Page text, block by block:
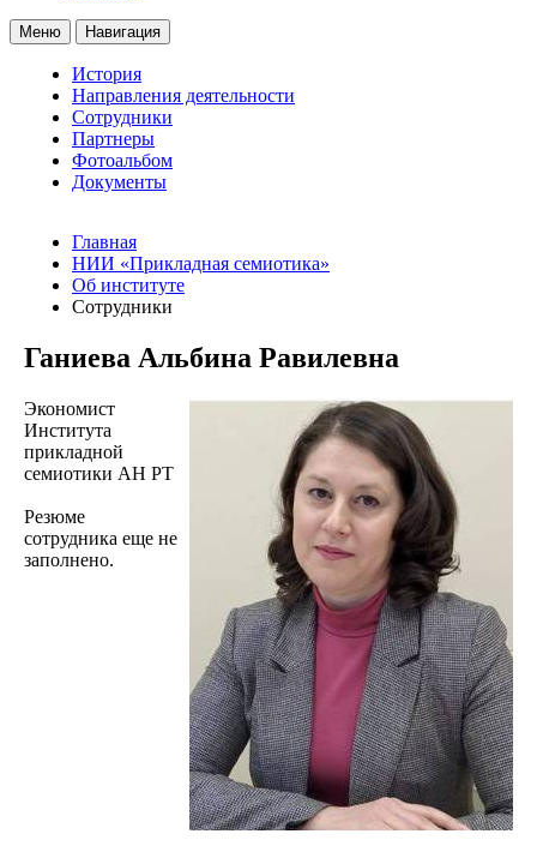
Меню Навигация
История
Направления деятельности
Сотрудники
Партнеры
Фотоальбом
Документы
Главная
НИИ «Прикладная семиотика»
Об институте
Сотрудники
Ганиева Альбина Равилевна
Экономист
Института
прикладной
семиотики АН РТ
Резюме
сотрудника еще не
заполнено.